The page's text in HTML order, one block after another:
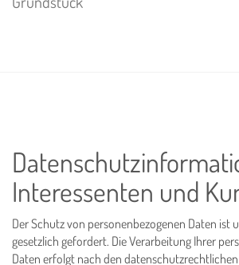
Interessenten und
Der Schutz von personenbezogenen Daten ist
gesetzlich gefordert. Die Verarbeitung Ihrer
Daten erfolgt nach den